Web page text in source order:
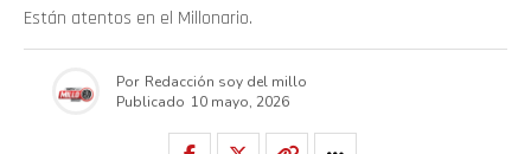
Están atentos en el Millonario.
Por Redacción soy del millo
Publicado 10 mayo, 2026